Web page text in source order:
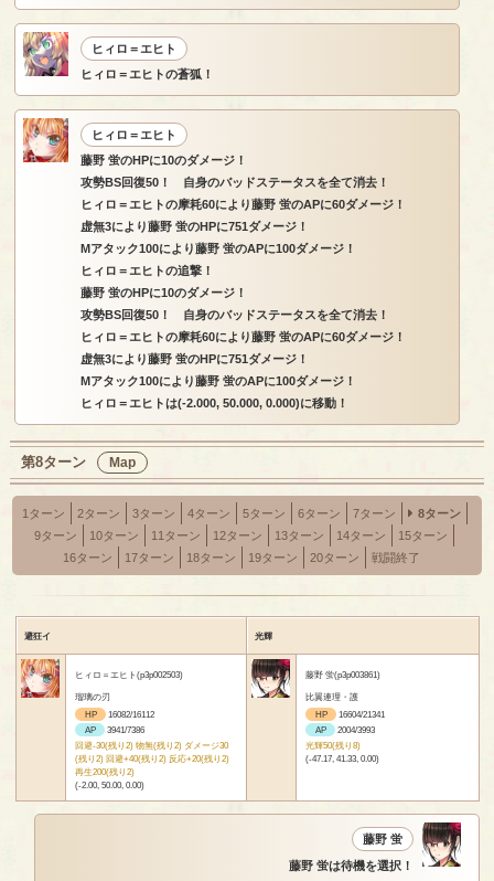
ヒィロ＝エヒト
ヒィロ＝エヒトの蒼狐！
ヒィロ＝エヒト
藤野 蛍のHPに10のダメージ！
攻勢BS回復50！ 自身のバッドステータスを全て消去！
ヒィロ＝エヒトの摩耗60により藤野 蛍のAPに60ダメージ！
虚無3により藤野 蛍のHPに751ダメージ！
Mアタック100により藤野 蛍のAPに100ダメージ！
ヒィロ＝エヒトの追撃！
藤野 蛍のHPに10のダメージ！
攻勢BS回復50！ 自身のバッドステータスを全て消去！
ヒィロ＝エヒトの摩耗60により藤野 蛍のAPに60ダメージ！
虚無3により藤野 蛍のHPに751ダメージ！
Mアタック100により藤野 蛍のAPに100ダメージ！
ヒィロ＝エヒトは(-2.000, 50.000, 0.000)に移動！
第8ターン Map
1ターン 2ターン 3ターン 4ターン 5ターン 6ターン 7ターン
8ターン
9ターン
10ターン 11ターン 12ターン 13ターン 14ターン
15ターン
16ターン
17ターン 18ターン 19ターン 20ターン 戦闘終了
避狂イ 光輝
ヒィロ＝エヒト(p3p002503)
瑠璃の刃
HP
16082/16112
AP
3941/7386
回避-30(残り2) 物無(残り2) ダメージ30
(残り2) 回避+40(残り2) 反応+20(残り2)
再生200(残り2)
(-2.00, 50.00, 0.00)
藤野 蛍(p3p003861)
比翼連理・護
HP
16604/21341
AP
2004/3993
光輝50(残り8)
(-47.17, 41.33, 0.00)
藤野 蛍
藤野 蛍は待機を選択！